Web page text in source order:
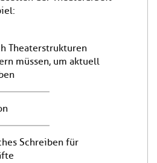
Theaterstrukturen
müssen, um aktuell
Schreiben für